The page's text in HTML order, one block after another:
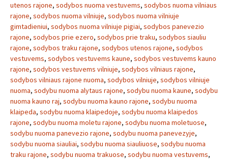
utenos rajone, sodybos nuoma vestuvems, sodybos nuoma vilniaus
rajone, sodybos nuoma vilniuje, sodybos nuoma vilniuje
gimtadieniui, sodybos nuoma vilniuje pigiai, sodybos panevezio
rajone, sodybos prie ezero, sodybos prie traku, sodybos siauliu
rajone, sodybos traku rajone, sodybos utenos rajone, sodybos
vestuvems, sodybos vestuvems kaune, sodybos vestuvems kauno
rajone, sodybos vestuvems vilniuje, sodybos vilniaus rajone,
sodybos vilniaus rajone nuoma, sodybos vilniuje, sodybos vilniuje
nuoma, sodybu nuoma alytaus rajone, sodybu nuoma kaune, sodybu
nuoma kauno raj, sodybu nuoma kauno rajone, sodybu nuoma
klaipeda, sodybu nuoma klaipedoje, sodybu nuoma klaipedos
rajone, sodybu nuoma moletu rajone, sodybu nuoma moletuose,
sodybu nuoma panevezio rajone, sodybu nuoma panevezyje,
sodybu nuoma siauliai, sodybu nuoma siauliuose, sodybu nuoma
traku rajone, sodybu nuoma trakuose, sodybu nuoma vestuvems,